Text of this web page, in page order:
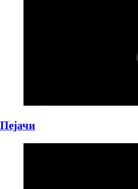
Пејачи